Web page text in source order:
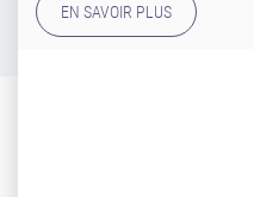
EN SAVOIR PLUS